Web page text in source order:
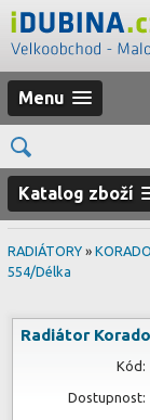
Menu
Katalog zboží
RADIÁTORY »
554/Délka
Radiátor
Kód:
Dostupnost: